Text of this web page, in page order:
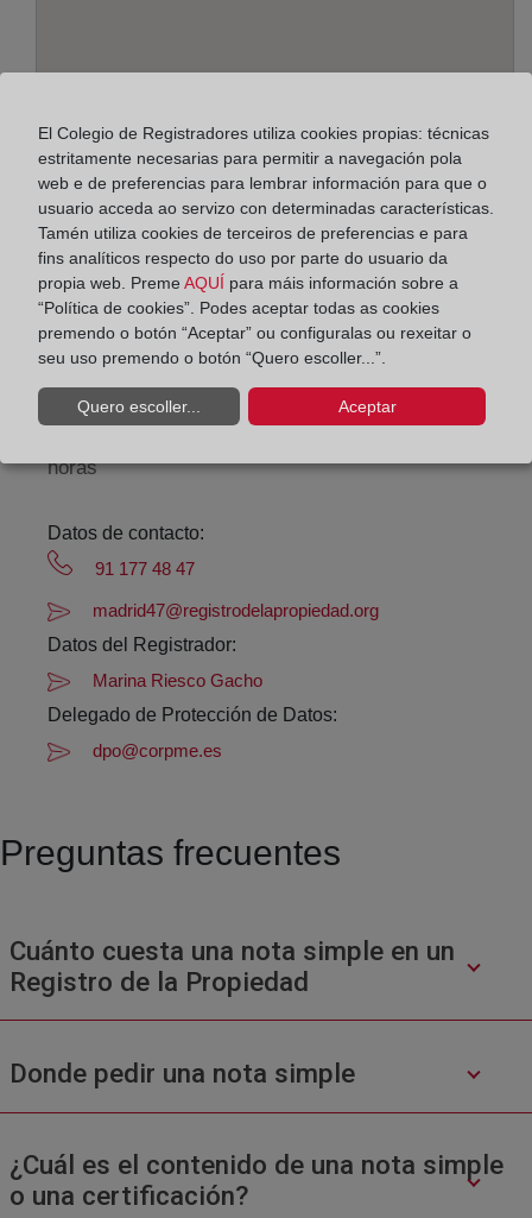
Enderezo:
Alcalá, 540 - Edif. A - planta 1ª, 28027
Horario:
Agosto: De lunes a viernes de 09:00 a 14:00 horas
horas
Datos de contacto:
91 177 48 47
madrid47@registrodelapropiedad.org
Datos del Registrador:
Marina Riesco Gacho
Delegado de Protección de Datos:
dpo@corpme.es
Preguntas frecuentes
Cuánto cuesta una nota simple en un
Registro de la Propiedad
Donde pedir una nota simple
¿Cuál es el contenido de una nota simple
o una certificación?
El Colegio de Registradores utiliza cookies propias: técnicas
estritamente necesarias para permitir a navegación pola
web e de preferencias para lembrar información para que o
usuario acceda ao servizo con determinadas características.
Tamén utiliza cookies de terceiros de preferencias e para
fins analíticos respecto do uso por parte do usuario da
propia web. Preme AQUÍ para máis información sobre a
“Política de cookies”. Podes aceptar todas as cookies
premendo o botón “Aceptar” ou configuralas ou rexeitar o
seu uso premendo o botón “Quero escoller...”.
Quero escoller... Aceptar